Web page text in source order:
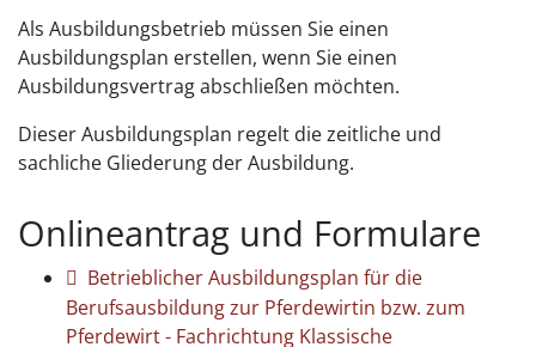
Als Ausbildungsbetrieb müssen Sie einen
Ausbildungsplan erstellen, wenn Sie einen
Ausbildungsvertrag abschließen möchten.
Dieser Ausbildungsplan regelt die zeitliche und
sachliche Gliederung der Ausbildung.
Onlineantrag und Formulare
Betrieblicher Ausbildungsplan für die
Berufsausbildung zur Pferdewirtin bzw. zum
Pferdewirt - Fachrichtung Klassische